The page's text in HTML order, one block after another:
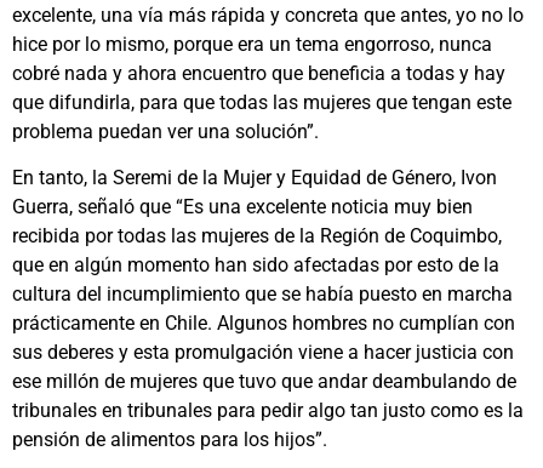
excelente, una vía más rápida y concreta que antes, yo no lo
hice por lo mismo, porque era un tema engorroso, nunca
cobré nada y ahora encuentro que beneficia a todas y hay
que difundirla, para que todas las mujeres que tengan este
problema puedan ver una solución”.
En tanto, la Seremi de la Mujer y Equidad de Género, Ivon
Guerra, señaló que “Es una excelente noticia muy bien
recibida por todas las mujeres de la Región de Coquimbo,
que en algún momento han sido afectadas por esto de la
cultura del incumplimiento que se había puesto en marcha
prácticamente en Chile. Algunos hombres no cumplían con
sus deberes y esta promulgación viene a hacer justicia con
ese millón de mujeres que tuvo que andar deambulando de
tribunales en tribunales para pedir algo tan justo como es la
pensión de alimentos para los hijos”.